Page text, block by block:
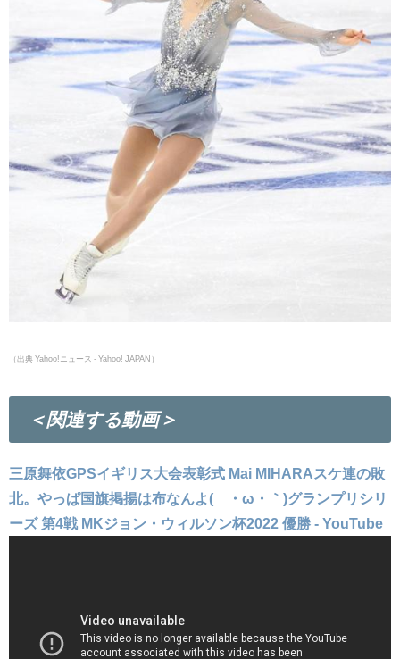
（出典 Yahoo!ニュース - Yahoo! JAPAN）
＜関連する動画＞
三原舞依GPSイギリス大会表彰式 Mai MIHARAスケ連の敗
北。やっぱ国旗掲揚は布なんよ(´・ω・｀)グランプリシリ
ーズ 第4戦 MKジョン・ウィルソン杯2022 優勝 - YouTube